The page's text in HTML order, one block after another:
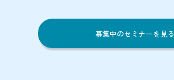
募集中のセミナーを見る